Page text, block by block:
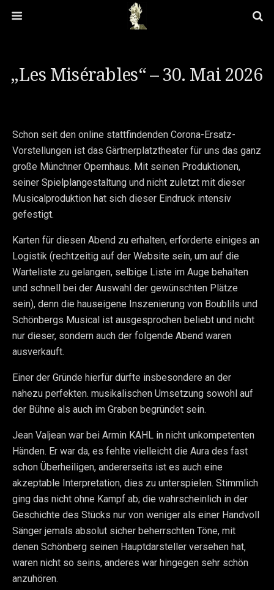
„Les Misérables“ – 30. Mai 2026
Schon seit den online stattfindenden Corona-Ersatz-
Vorstellungen ist das Gärtnerplatztheater für uns das ganz
große Münchner Opernhaus. Mit seinen Produktionen,
seiner Spielplangestaltung und nicht zuletzt mit dieser
Musicalproduktion hat sich dieser Eindruck intensiv
gefestigt.
Karten für diesen Abend zu erhalten, erforderte einiges an
Logistik (rechtzeitig auf der Website sein, um auf die
Warteliste zu gelangen, selbige Liste im Auge behalten
und schnell bei der Auswahl der gewünschten Plätze
sein), denn die hauseigene Inszenierung von Boublils und
Schönbergs Musical ist ausgesprochen beliebt und nicht
nur dieser, sondern auch der folgende Abend waren
ausverkauft.
Einer der Gründe hierfür dürfte insbesondere an der
nahezu perfekten. musikalischen Umsetzung sowohl auf
der Bühne als auch im Graben begründet sein.
Jean Valjean war bei Armin KAHL in nicht unkompetenten
Händen. Er war da, es fehlte vielleicht die Aura des fast
schon Überheiligen, andererseits ist es auch eine
akzeptable Interpretation, dies zu unterspielen. Stimmlich
ging das nicht ohne Kampf ab; die wahrscheinlich in der
Geschichte des Stücks nur von weniger als einer Handvoll
Sänger jemals absolut sicher beherrschten Töne, mit
denen Schönberg seinen Hauptdarsteller versehen hat,
waren nicht so seins, anderes war hingegen sehr schön
anzuhören.